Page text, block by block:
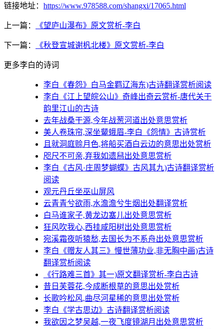
链接地址： https://www.978588.com/shangxi/17065.html
上一篇： 《望庐山瀑布》原文赏析-李白
下一篇： 《秋登宣城谢杋北楼》原文赏析-李白
更多李白的诗词
李白《春怨》白马金羁辽海东)古诗翻译赏析阅读
李白《江上望皖公山》奇峰出奇云赏析-唐代关于
韵里江山的古诗
去年战桑干源,今年战葱河道出处意思赏析
美人卷珠帘,深坐颦蛾眉-李白《怨情》古诗赏析
且就洞庭赊月色,将船买酒白云边的意思出处赏析
咫尺不可亲,弃我如遗舄出处意思赏析
李白《古风·庄周梦蝴蝶》古风其九)古诗翻译赏析
阅读
观元丹丘坐巫山屏风
云青青兮欲雨,水澹澹兮生烟出处翻译赏析
白马谁家子,黄龙边塞儿出处意思赏析
狂风吹我心,西挂咸阳树出处意思赏析
宛溪霜夜听猿愁,去国长为不系舟出处意思赏析
李白《赠友人其三》慢世薄功业,非无胸中画)古诗
翻译赏析阅读
《行路难三首》其一)原文翻译赏析-李白古诗
昔日芙蓉花,今成断根草的意思出处赏析
长歌吟松风,曲尽河星稀的意思出处赏析
李白《学古思边》古诗翻译赏析阅读
我欲因之梦吴越,一夜飞度镜湖月出处意思赏析